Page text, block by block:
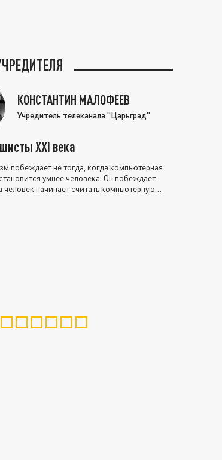
КОНСТАНТИН МАЛОФЕЕВ
Учредитель телеканала "Царьград"
XXI века
побеждает не тогда, когда компьютерная
умнее человека. Он побеждает
человек начинает считать компьютерную